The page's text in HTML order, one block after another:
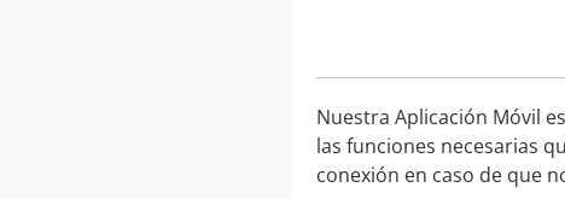
Nuestra Aplicación Móvil
las funciones necesarias
conexión en caso de que